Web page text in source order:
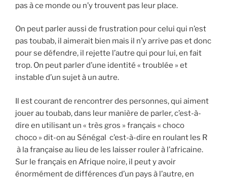
pas à ce monde ou n’y trouvent pas leur place.
On peut parler aussi de frustration pour celui qui n’est
pas toubab, il aimerait bien mais il n’y arrive pas et donc
pour se défendre, il rejette l’autre qui pour lui, en fait
trop. On peut parler d’une identité « troublée » et
instable d’un sujet à un autre.
Il est courant de rencontrer des personnes, qui aiment
jouer au toubab, dans leur manière de parler, c’est-à-
dire en utilisant un « très gros » français « choco
choco » dit-on au Sénégal c’est-à-dire en roulant les R
à la française au lieu de les laisser rouler à l’africaine.
Sur le français en Afrique noire, il peut y avoir
énormément de différences d’un pays à l’autre, en